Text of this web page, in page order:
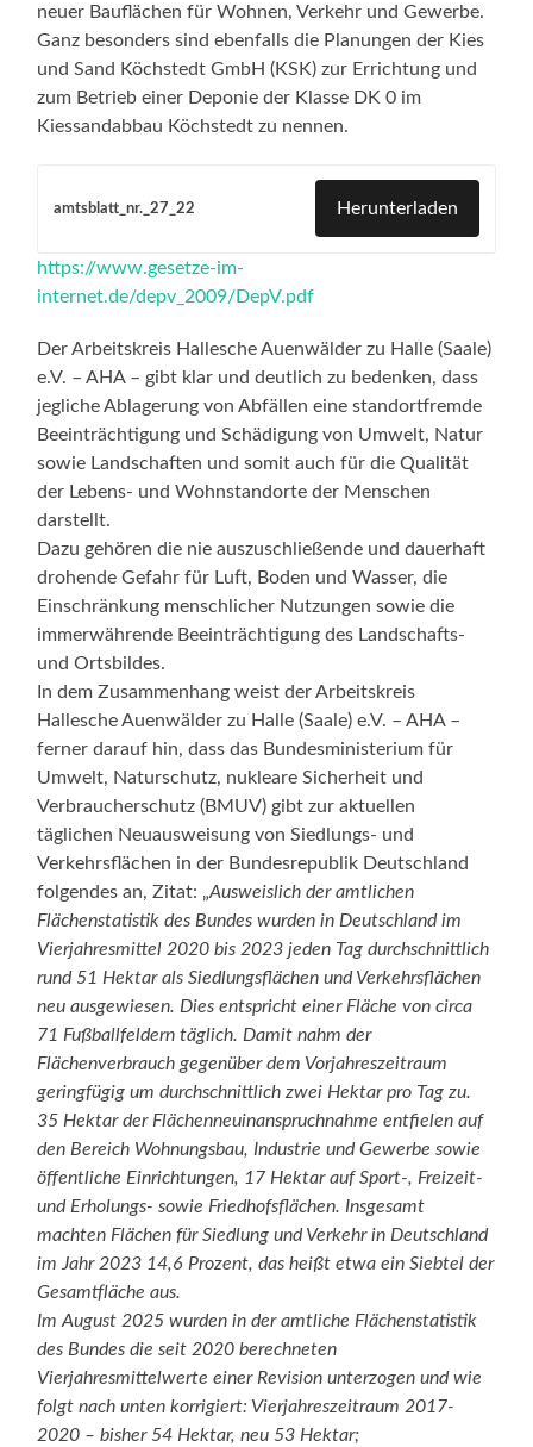
neuer Bauflächen für Wohnen, Verkehr und Gewerbe.
Ganz besonders sind ebenfalls die Planungen der Kies
und Sand Köchstedt GmbH (KSK) zur Errichtung und
zum Betrieb einer Deponie der Klasse DK 0 im
Kiessandabbau Köchstedt zu nennen.
amtsblatt_nr._27_22 Herunterladen
https://www.gesetze-im-
internet.de/depv_2009/DepV.pdf
Der Arbeitskreis Hallesche Auenwälder zu Halle (Saale)
e.V. – AHA – gibt klar und deutlich zu bedenken, dass
jegliche Ablagerung von Abfällen eine standortfremde
Beeinträchtigung und Schädigung von Umwelt, Natur
sowie Landschaften und somit auch für die Qualität
der Lebens- und Wohnstandorte der Menschen
darstellt.
Dazu gehören die nie auszuschließende und dauerhaft
drohende Gefahr für Luft, Boden und Wasser, die
Einschränkung menschlicher Nutzungen sowie die
immerwährende Beeinträchtigung des Landschafts-
und Ortsbildes.
In dem Zusammenhang weist der Arbeitskreis
Hallesche Auenwälder zu Halle (Saale) e.V. – AHA –
ferner darauf hin, dass das Bundesministerium für
Umwelt, Naturschutz, nukleare Sicherheit und
Verbraucherschutz (BMUV) gibt zur aktuellen
täglichen Neuausweisung von Siedlungs- und
Verkehrsflächen in der Bundesrepublik Deutschland
folgendes an, Zitat: „Ausweislich der amtlichen
Flächenstatistik des Bundes wurden in Deutschland im
Vierjahresmittel 2020 bis 2023 jeden Tag durchschnittlich
rund 51 Hektar als Siedlungsflächen und Verkehrsflächen
neu ausgewiesen. Dies entspricht einer Fläche von circa
71 Fußballfeldern täglich. Damit nahm der
Flächenverbrauch gegenüber dem Vorjahreszeitraum
geringfügig um durchschnittlich zwei Hektar pro Tag zu.
35 Hektar der Flächenneuinanspruchnahme entfielen auf
den Bereich Wohnungsbau, Industrie und Gewerbe sowie
öffentliche Einrichtungen, 17 Hektar auf Sport-, Freizeit-
und Erholungs- sowie Friedhofsflächen. Insgesamt
machten Flächen für Siedlung und Verkehr in Deutschland
im Jahr 2023 14,6 Prozent, das heißt etwa ein Siebtel der
Gesamtfläche aus.
Im August 2025 wurden in der amtliche Flächenstatistik
des Bundes die seit 2020 berechneten
Vierjahresmittelwerte einer Revision unterzogen und wie
folgt nach unten korrigiert: Vierjahreszeitraum 2017-
2020 – bisher 54 Hektar, neu 53 Hektar;